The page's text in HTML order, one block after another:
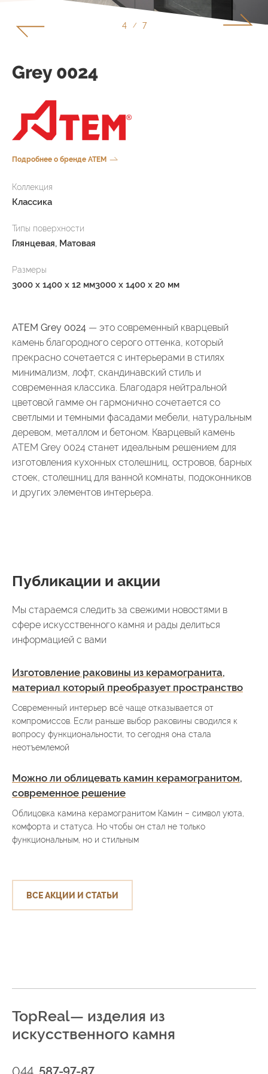
5 / 7
Grey 0024
Подробнее о бренде ATEM
Коллекция
Классика
Типы поверхности
Глянцевая, Матовая
Размеры
3000 x 1400 x 12 мм3000 x 1400 x 20 мм
ATEM Grey 0024 — это современный кварцевый
камень благородного серого оттенка, который
прекрасно сочетается с интерьерами в стилях
минимализм, лофт, скандинавский стиль и
современная классика. Благодаря нейтральной
цветовой гамме он гармонично сочетается со
светлыми и темными фасадами мебели, натуральным
деревом, металлом и бетоном. Кварцевый камень
ATEM Grey 0024 станет идеальным решением для
изготовления кухонных столешниц, островов, барных
стоек, столешниц для ванной комнаты, подоконников
и других элементов интерьера.
Публикации и акции
Мы стараемся следить за свежими новостями в
сфере искусственного камня и рады делиться
информацией с вами
Изготовление раковины из керамогранита,
материал который преобразует пространство
Современный интерьер всё чаще отказывается от
компромиссов. Если раньше выбор раковины сводился к
вопросу функциональности, то сегодня она стала
неотъемлемой
Можно ли облицевать камин керамогранитом,
современное решение
Облицовка камина керамогранитом Камин – символ уюта,
комфорта и статуса. Но чтобы он стал не только
функциональным, но и стильным
ВСЕ АКЦИИ И СТАТЬИ
TopReal— изделия из
искусственного камня